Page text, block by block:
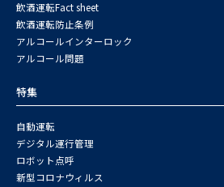
飲酒運転Fact sheet
飲酒運転防止条例
アルコールインターロック
アルコール問題
特集
自動運転
デジタル運行管理
ロボット点呼
新型コロナウィルス